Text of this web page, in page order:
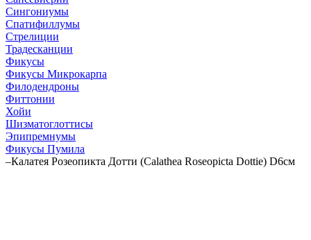
Сингониумы
Спатифиллумы
Стрелиции
Традесканции
Фикусы
Фикусы Микрокарпа
Филодендроны
Фиттонии
Хойи
Шизматоглоттисы
Эпипремнумы
Фикусы Пумила
–Калатея Розеопикта Дотти (Calathea Roseopicta Dottie) D6см